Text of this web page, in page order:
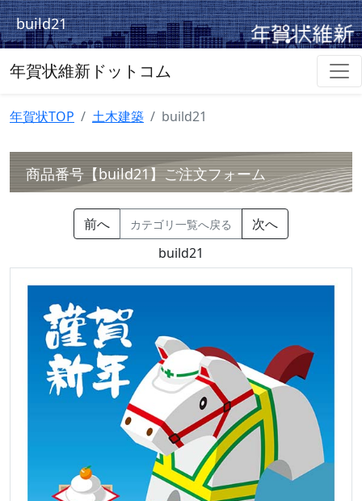
build21
年賀状維新ドットコム
年賀状TOP 土木建築 build21
商品番号【build21】ご注文フォーム
前へ カテゴリ一覧へ戻る
次へ
build21